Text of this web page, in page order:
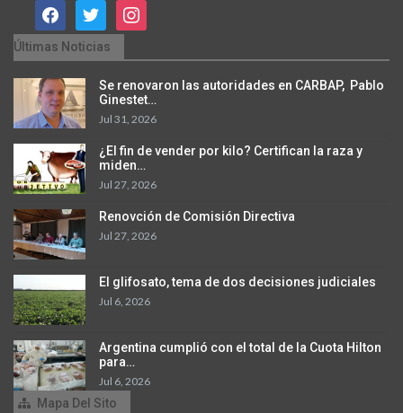
facebooktwitter instagram
Últimas Noticias
Se renovaron las autoridades en CARBAP, Pablo
Ginestet…
Jul 31, 2026
¿El fin de vender por kilo? Certifican la raza y
miden…
Jul 27, 2026
Renovción de Comisión Directiva
Jul 27, 2026
El glifosato, tema de dos decisiones judiciales
Jul 6, 2026
Argentina cumplió con el total de la Cuota Hilton
para…
Jul 6, 2026
Mapa Del Sito